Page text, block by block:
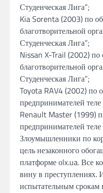
Студенческая Лига”;
Kia Sorenta (2003) по
благотворительной
Студенческая Лига”;
Nissan X-Trail (2002)
благотворительной
Студенческая Лига”;
Toyota RAV4 (2002)
предпринимателей
Renault Master (1999)
предпринимателей
Злоумышленники по
цель незаконного
платформе оlx.ua. Все
вину в преступлениях.
испытательным срокам